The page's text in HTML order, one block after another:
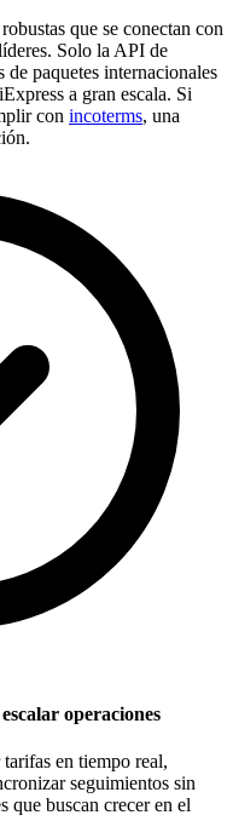
que se conectan con
Solo la API de
paquetes internacionales
a gran escala. Si
con incoterms, una
operaciones
en tiempo real,
seguimientos sin
que buscan crecer en el